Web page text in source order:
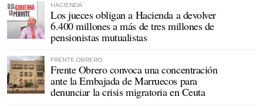
HACIENDA
Los jueces obligan a Hacienda a devolver
6.400 millones a más de tres millones de
pensionistas mutualistas
FRENTE OBRERO
Frente Obrero convoca una concentración
ante la Embajada de Marruecos para
denunciar la crisis migratoria en Ceuta